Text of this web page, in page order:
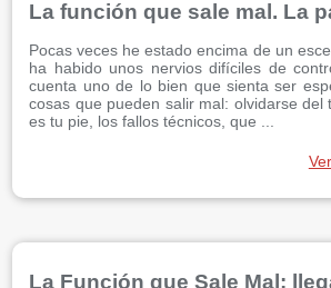
Pocas veces he estado encima de un
ha habido unos nervios difíciles de
cuenta uno de lo bien que sienta ser
cosas que pueden salir mal: olvidarse del
es tu pie, los fallos técnicos, que ...